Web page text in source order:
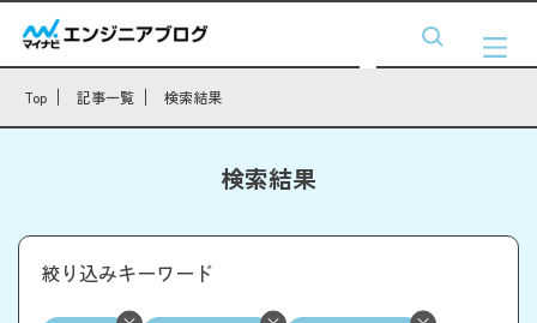
Top 記事一覧 検索結果
検索結果
絞り込みキーワード